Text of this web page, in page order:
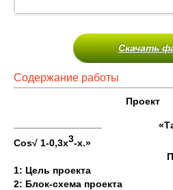
Скачать
Содержание работы
Проект
Cos√ 1-0,3x3-x.»
1: Цель проекта
2: Блок-схема проекта